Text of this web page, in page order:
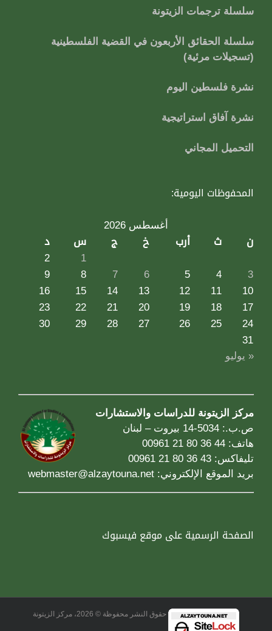
سلسلة ترجمات الزيتونة
سلسلة الحقائق الأربعون في القضية الفلسطينية
(تسجيلات مرئية)
نشرة فلسطين اليوم
نشرة آفاق استراتيجية
التحميل المجاني
المحفوظات اليومية:
أغسطس 2026
ن ث أرب خ ج س د
1
2
3
4
5
6
7
8
9
10
11
12
13
14
15
16
17
18
19
20
21
22
23
24
25
26
27
28
29
30
31
« يوليو
مركز الزيتونة للدراسات والاستشارات
ص.ب.: 5034-14 بيروت – لبنان
هاتف: 44 36 80 21 00961
تليفاكس: 43 36 80 21 00961
بريد الموقع الإلكتروني: webmaster@alzaytouna.net
الصفحة الرسمية على موقع فيسبوك
حقوق النشر محفوظة © 2026، مركز الزيتونة